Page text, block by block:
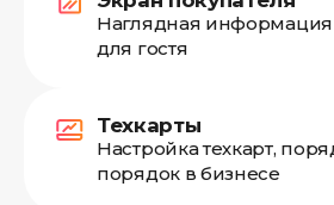
Наглядная информация
для гостя
Техкарты
Настройка техкарт,
порядок в бизнесе